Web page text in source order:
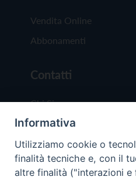
Vendita Online
Abbonamenti
Contatti
Chi Siamo
Redazione
Scrivici
Informativa
Utilizziamo cookie o
finalità tecniche e, con il
altre finalità ("interazioni e